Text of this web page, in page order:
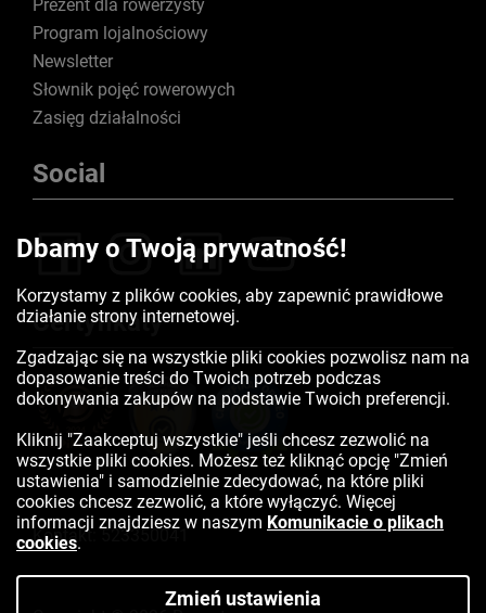
Prezent dla rowerzysty
Program lojalnościowy
Newsletter
Słownik pojęć rowerowych
Zasięg działalności
Social
Certyfikaty
Kontakt:523350041
Dbamy o Twoją prywatność!
Korzystamy z plików cookies, aby zapewnić prawidłowe
działanie strony internetowej.
Zgadzając się na wszystkie pliki cookies pozwolisz nam na
dopasowanie treści do Twoich potrzeb podczas
dokonywania zakupów na podstawie Twoich preferencji.
Kliknij "Zaakceptuj wszystkie" jeśli chcesz zezwolić na
wszystkie pliki cookies. Możesz też kliknąć opcję "Zmień
ustawienia" i samodzielnie zdecydować, na które pliki
cookies chcesz zezwolić, a które wyłączyć. Więcej
informacji znajdziesz w naszym Komunikacie o plikach
cookies.
Zmień ustawienia